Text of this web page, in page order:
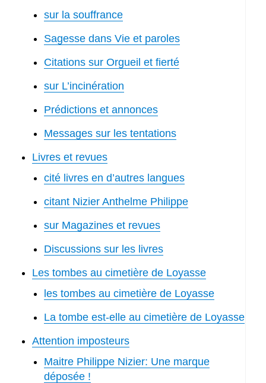
sur la souffrance
Sagesse dans Vie et paroles
Citations sur Orgueil et fierté
sur L’incinération
Prédictions et annonces
Messages sur les tentations
Livres et revues
cité livres en d’autres langues
citant Nizier Anthelme Philippe
sur Magazines et revues
Discussions sur les livres
Les tombes au cimetière de Loyasse
les tombes au cimetière de Loyasse
La tombe est-elle au cimetière de Loyasse
Attention imposteurs
Maitre Philippe Nizier: Une marque
déposée !